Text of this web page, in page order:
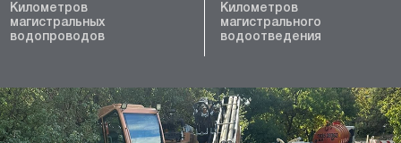
Километров
магистральных
водопроводов
Километров
магистрального
водоотведения